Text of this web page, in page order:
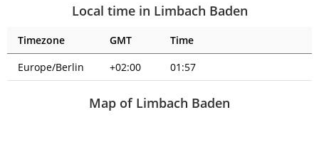
Local time in Limbach Baden
Timezone GMT
Time
Europe/Berlin
+02:00 01:57
Map of Limbach Baden